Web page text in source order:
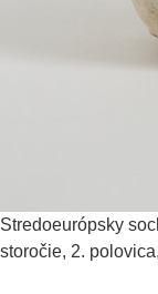
Stredoeurópsky
storočie, 2.